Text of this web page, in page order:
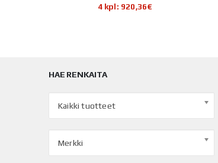
4 kpl: 920,36€
HAE RENKAITA
Kaikki tuotteet
Merkki